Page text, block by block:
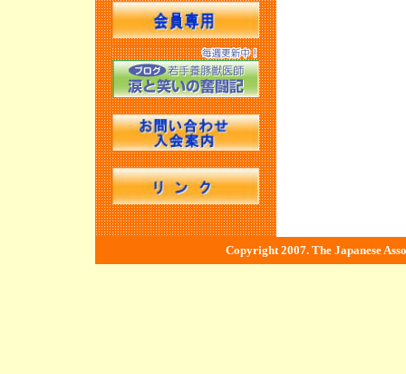
Copyright 2007. The Japanese